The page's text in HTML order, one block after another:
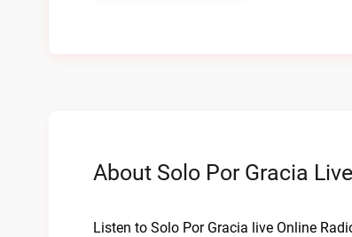
About Solo Por Gracia
Listen to Solo Por Gracia live Online